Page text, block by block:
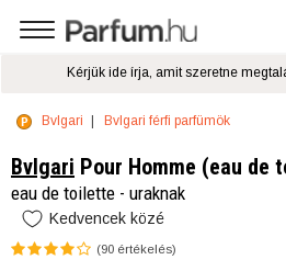
Bvlgari Bvlgari férfi parfümök
Bvlgari Pour Homme (eau de
eau de toilette - uraknak
Kedvencek közé
(90 értékelés)